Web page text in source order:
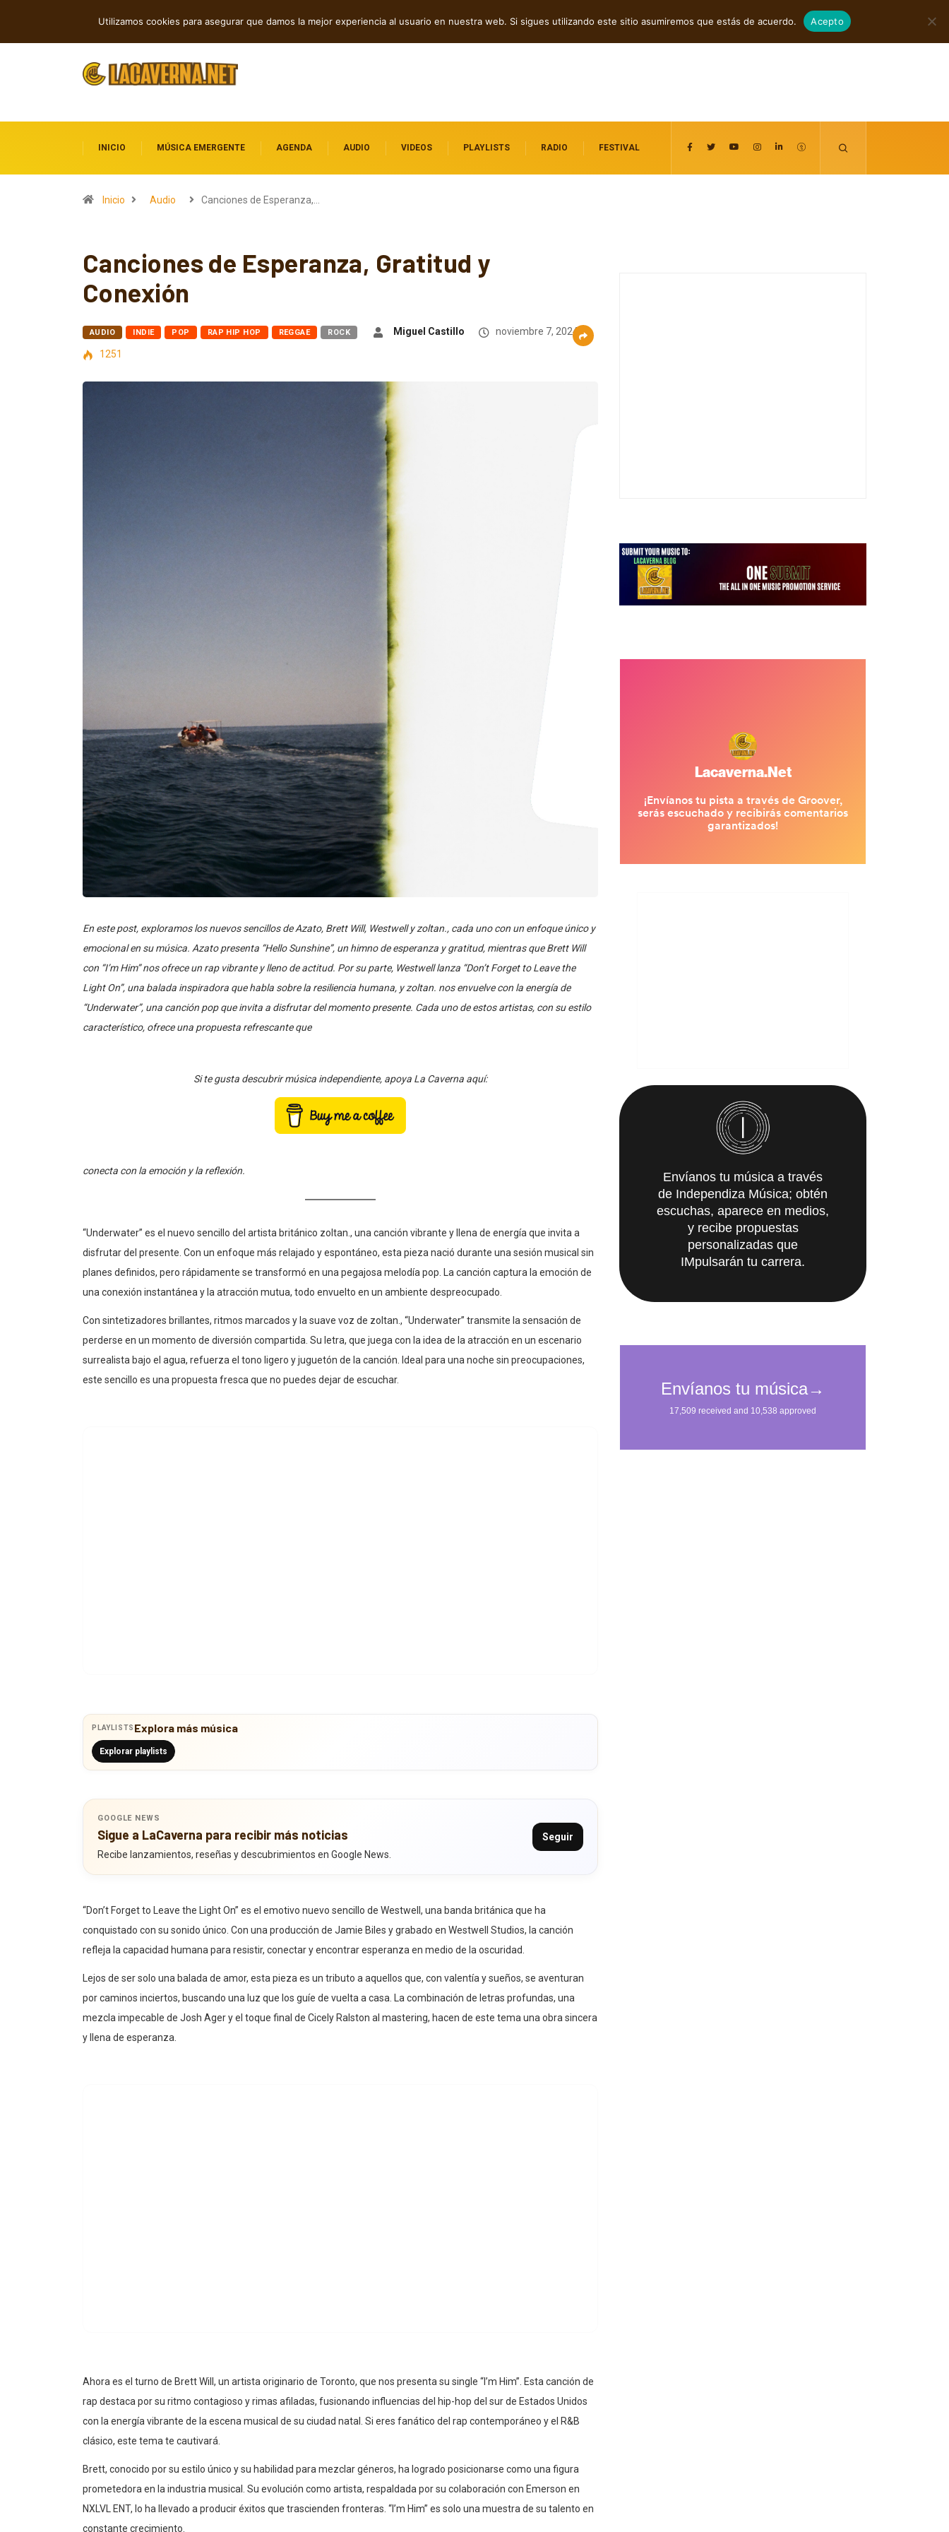
agosto 6, 2026
INICIO MÚSICA EMERGENTE AGENDA AUDIO VIDEOS PLAYLISTS RADIO FESTIVAL
Inicio Audio Canciones de Esperanza,…
Canciones de Esperanza, Gratitud y
Conexión
AUDIO INDIE POP RAP HIP HOP REGGAE ROCK Miguel Castillo
noviembre 7, 2024
1251
En este post, exploramos los nuevos sencillos de Azato, Brett Will, Westwell y zoltan., cada uno con un enfoque único y
emocional en su música. Azato presenta “Hello Sunshine”, un himno de esperanza y gratitud, mientras que Brett Will
con “I’m Him” nos ofrece un rap vibrante y lleno de actitud. Por su parte, Westwell lanza “Don’t Forget to Leave the
Light On”, una balada inspiradora que habla sobre la resiliencia humana, y zoltan. nos envuelve con la energía de
“Underwater”, una canción pop que invita a disfrutar del momento presente. Cada uno de estos artistas, con su estilo
característico, ofrece una propuesta refrescante que
Si te gusta descubrir música independiente, apoya La Caverna aquí:
conecta con la emoción y la reflexión.
“Underwater” es el nuevo sencillo del artista británico zoltan., una canción vibrante y llena de energía que invita a
disfrutar del presente. Con un enfoque más relajado y espontáneo, esta pieza nació durante una sesión musical sin
planes definidos, pero rápidamente se transformó en una pegajosa melodía pop. La canción captura la emoción de
una conexión instantánea y la atracción mutua, todo envuelto en un ambiente despreocupado.
Con sintetizadores brillantes, ritmos marcados y la suave voz de zoltan., “Underwater” transmite la sensación de
perderse en un momento de diversión compartida. Su letra, que juega con la idea de la atracción en un escenario
surrealista bajo el agua, refuerza el tono ligero y juguetón de la canción. Ideal para una noche sin preocupaciones,
este sencillo es una propuesta fresca que no puedes dejar de escuchar.
PLAYLISTS Explora más música
Explorar playlists
GOOGLE NEWS
Sigue a LaCaverna para recibir más noticias
Recibe lanzamientos, reseñas y descubrimientos en Google News.
Seguir
“Don’t Forget to Leave the Light On” es el emotivo nuevo sencillo de Westwell, una banda británica que ha
conquistado con su sonido único. Con una producción de Jamie Biles y grabado en Westwell Studios, la canción
refleja la capacidad humana para resistir, conectar y encontrar esperanza en medio de la oscuridad.
Lejos de ser solo una balada de amor, esta pieza es un tributo a aquellos que, con valentía y sueños, se aventuran
por caminos inciertos, buscando una luz que los guíe de vuelta a casa. La combinación de letras profundas, una
mezcla impecable de Josh Ager y el toque final de Cicely Ralston al mastering, hacen de este tema una obra sincera
y llena de esperanza.
Ahora es el turno de Brett Will, un artista originario de Toronto, que nos presenta su single “I’m Him”. Esta canción de
rap destaca por su ritmo contagioso y rimas afiladas, fusionando influencias del hip-hop del sur de Estados Unidos
con la energía vibrante de la escena musical de su ciudad natal. Si eres fanático del rap contemporáneo y el R&B
clásico, este tema te cautivará.
Brett, conocido por su estilo único y su habilidad para mezclar géneros, ha logrado posicionarse como una figura
prometedora en la industria musical. Su evolución como artista, respaldada por su colaboración con Emerson en
NXLVL ENT, lo ha llevado a producir éxitos que trascienden fronteras. “I’m Him” es solo una muestra de su talento en
constante crecimiento.
Envíanos tu música a través
de Independiza Música; obtén
escuchas, aparece en medios,
y recibe propuestas
personalizadas que
IMpulsarán tu carrera.
Utilizamos cookies para asegurar que damos la mejor experiencia al usuario en nuestra web. Si sigues utilizando este sitio asumiremos que estás de acuerdo. Acepto